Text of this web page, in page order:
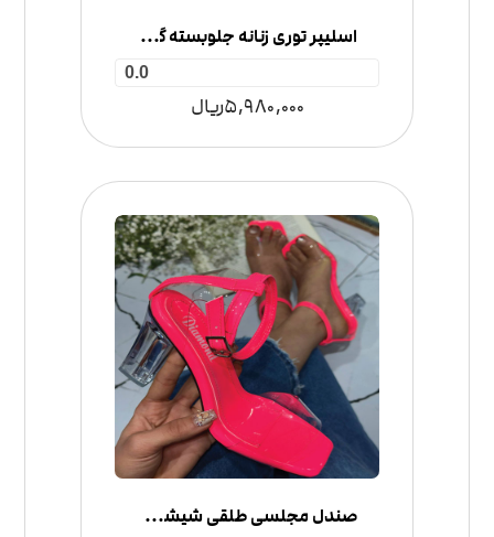
اسلیپر توری زنانه جلوبسته گل‌دار نگینی
0.0
5,980,000ریال
صندل مجلسی طلقی شیشه ای